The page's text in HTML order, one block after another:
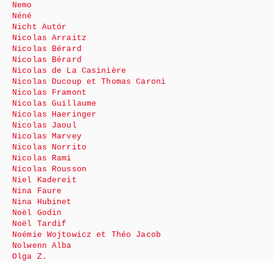
Nemo
Néné
Nicht Autör
Nicolas Arraitz
Nicolas Bérard
Nicolas Bérard
Nicolas de La Casinière
Nicolas Ducoup et Thomas Caroni
Nicolas Framont
Nicolas Guillaume
Nicolas Haeringer
Nicolas Jaoul
Nicolas Marvey
Nicolas Norrito
Nicolas Rami
Nicolas Rousson
Niel Kadereit
Nina Faure
Nina Hubinet
Noël Godin
Noël Tardif
Noémie Wojtowicz et Théo Jacob
Nolwenn Alba
Olga Z.